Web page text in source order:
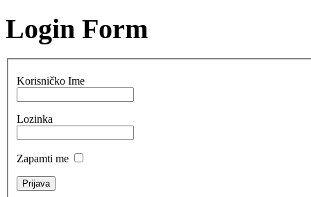
Login Form
Korisničko Ime
Lozinka
Zapamti me